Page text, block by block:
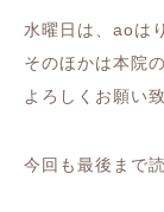
水曜日は、aoは
そのほかは本院
よろしくお願い
今回も最後まで